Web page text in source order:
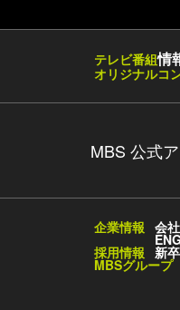
テレビ番組情
オリジナルコ
MBS 公式
企業情報 会
採用情報 新
MBSグループ